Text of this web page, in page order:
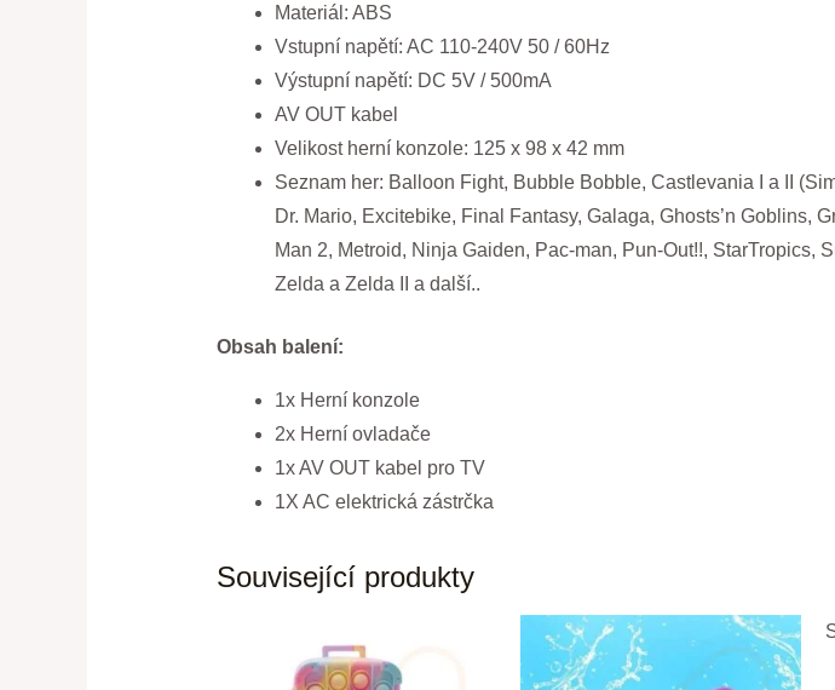
Materiál: ABS
Vstupní napětí: AC 110-240V 50 / 60Hz
Výstupní napětí: DC 5V / 500mA
AV OUT kabel
Velikost herní konzole: 125 x 98 x 42 mm
Seznam her: Balloon Fight, Bubble Bobble, Castlevania I a II
Dr. Mario, Excitebike, Final Fantasy, Galaga, Ghosts’n Goblins,
Man 2, Metroid, Ninja Gaiden, Pac-man, Pun-Out!!, StarTropics,
Zelda a Zelda II a další..
Obsah balení:
1x Herní konzole
2x Herní ovladače
1x AV OUT kabel pro TV
1X AC elektrická zástrčka
Související produkty